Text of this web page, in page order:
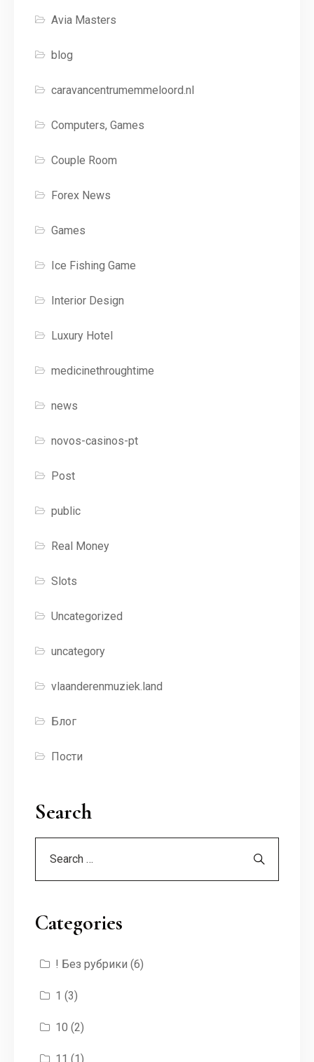
Avia Masters
blog
caravancentrumemmeloord.nl
Computers, Games
Couple Room
Forex News
Games
Ice Fishing Game
Interior Design
Luxury Hotel
medicinethroughtime
news
novos-casinos-pt
Post
public
Real Money
Slots
Uncategorized
uncategory
vlaanderenmuziek.land
Блог
Пости
Search
Categories
! Без рубрики (6)
1 (3)
10 (2)
11 (1)